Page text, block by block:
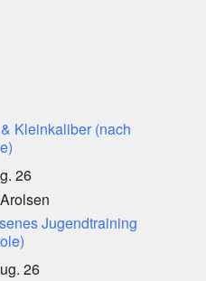
Kleinkaliber (nach
26
Jugendtraining
26